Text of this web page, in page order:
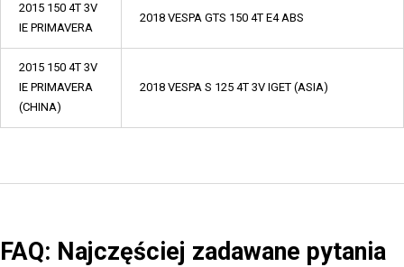
2015 150 4T 3V
IE PRIMAVERA
2018 VESPA GTS 150 4T E4 ABS
2015 150 4T 3V
IE PRIMAVERA
(CHINA)
2018 VESPA S 125 4T 3V IGET (ASIA)
FAQ: Najczęściej zadawane pytania